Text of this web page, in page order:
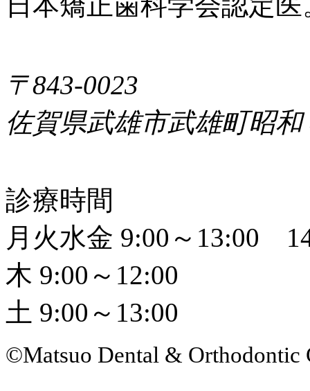
〒843-0023
佐賀県武雄市武雄町昭
診療時間
月火水金 9:00～13:00
木 9:00～12:00
土 9:00～13:00
©Matsuo Dental & Orthodontic